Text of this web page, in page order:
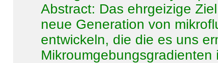
Abstract: Das ehrgeizige
neue Generation von
entwickeln, die die es uns
Mikroumgebungsgradienten